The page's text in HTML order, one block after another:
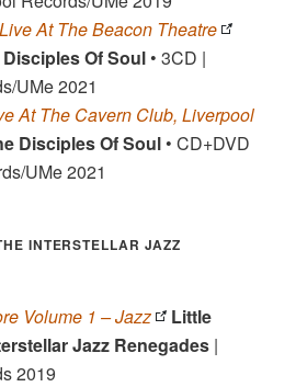
At The Beacon Theatre
Of Soul • 3CD |
UMe 2021
At The Cavern Club, Liverpool
Disciples Of Soul • CD+DVD
UMe 2021
INTERSTELLAR JAZZ
Volume 1 – Jazz
Little
Jazz Renegades |
2019